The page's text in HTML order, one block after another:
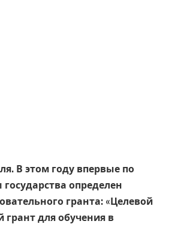
В этом году впервые по
определен
гранта: «Целевой
грант для обучения в